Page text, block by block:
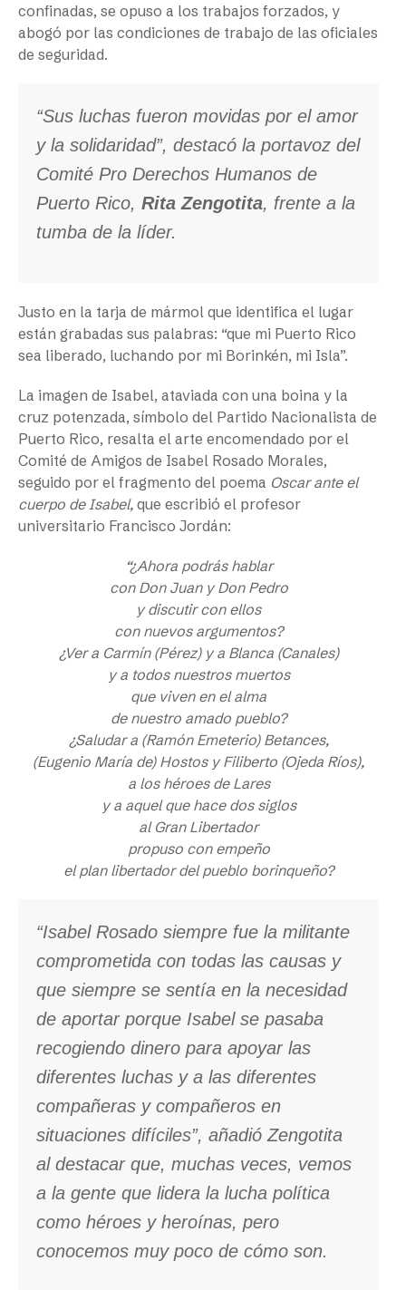
confinadas, se opuso a los trabajos forzados, y
abogó por las condiciones de trabajo de las oficiales
de seguridad.
“Sus luchas fueron movidas por el amor
y la solidaridad”, destacó la portavoz del
Comité Pro Derechos Humanos de
Puerto Rico, Rita Zengotita, frente a la
tumba de la líder.
Justo en la tarja de mármol que identifica el lugar
están grabadas sus palabras: “que mi Puerto Rico
sea liberado, luchando por mi Borinkén, mi Isla”.
La imagen de Isabel, ataviada con una boina y la
cruz potenzada, símbolo del Partido Nacionalista de
Puerto Rico, resalta el arte encomendado por el
Comité de Amigos de Isabel Rosado Morales,
seguido por el fragmento del poema Oscar ante el
cuerpo de Isabel, que escribió el profesor
universitario Francisco Jordán:
“¿Ahora podrás hablar
con Don Juan y Don Pedro
y discutir con ellos
con nuevos argumentos?
¿Ver a Carmín (Pérez) y a Blanca (Canales)
y a todos nuestros muertos
que viven en el alma
de nuestro amado pueblo?
¿Saludar a (Ramón Emeterio) Betances,
(Eugenio María de) Hostos y Filiberto (Ojeda Ríos),
a los héroes de Lares
y a aquel que hace dos siglos
al Gran Libertador
propuso con empeño
el plan libertador del pueblo borinqueño?
“Isabel Rosado siempre fue la militante
comprometida con todas las causas y
que siempre se sentía en la necesidad
de aportar porque Isabel se pasaba
recogiendo dinero para apoyar las
diferentes luchas y a las diferentes
compañeras y compañeros en
situaciones difíciles”, añadió Zengotita
al destacar que, muchas veces, vemos
a la gente que lidera la lucha política
como héroes y heroínas, pero
conocemos muy poco de cómo son.